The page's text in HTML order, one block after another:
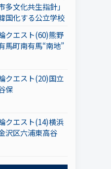
多文化共生指針」
国化する公立学校
クエスト(60)熊野
馬町南有馬“南地”
クエスト(20)国立
保
クエスト(14)横浜
沢区六浦東高谷